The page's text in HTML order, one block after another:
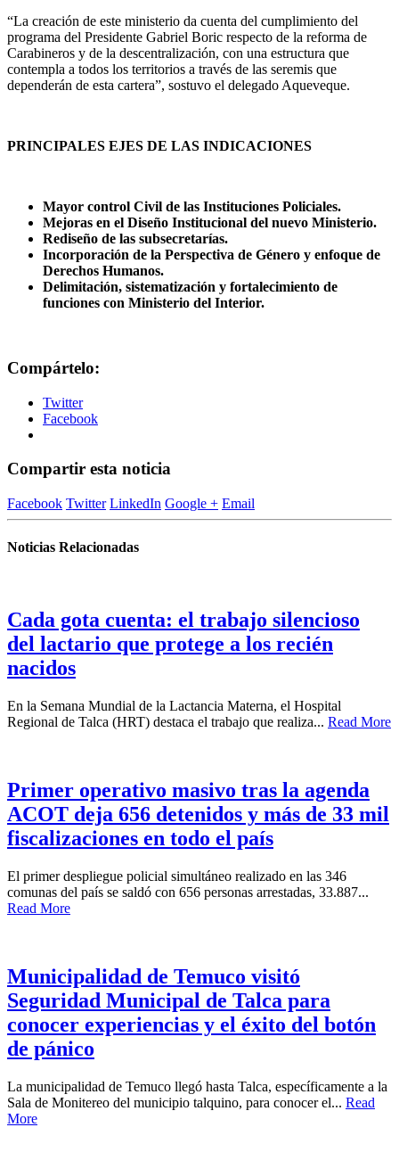
“La creación de este ministerio da cuenta del cumplimiento del
programa del Presidente Gabriel Boric respecto de la reforma de
Carabineros y de la descentralización, con una estructura que
contempla a todos los territorios a través de las seremis que
dependerán de esta cartera”, sostuvo el delegado Aqueveque.
PRINCIPALES EJES DE LAS INDICACIONES
Mayor control Civil de las Instituciones Policiales.
Mejoras en el Diseño Institucional del nuevo Ministerio.
Rediseño de las subsecretarías.
Incorporación de la Perspectiva de Género y enfoque de
Derechos Humanos.
Delimitación, sistematización y fortalecimiento de
funciones con Ministerio del Interior.
Compártelo:
Twitter
Facebook
Compartir esta noticia
Facebook Twitter LinkedIn Google + Email
Noticias Relacionadas
Cada gota cuenta: el trabajo silencioso
del lactario que protege a los recién
nacidos
En la Semana Mundial de la Lactancia Materna, el Hospital
Regional de Talca (HRT) destaca el trabajo que realiza... Read More
Primer operativo masivo tras la agenda
ACOT deja 656 detenidos y más de 33 mil
fiscalizaciones en todo el país
El primer despliegue policial simultáneo realizado en las 346
comunas del país se saldó con 656 personas arrestadas, 33.887...
Read More
Municipalidad de Temuco visitó
Seguridad Municipal de Talca para
conocer experiencias y el éxito del botón
de pánico
La municipalidad de Temuco llegó hasta Talca, específicamente a la
Sala de Monitereo del municipio talquino, para conocer el... Read
More